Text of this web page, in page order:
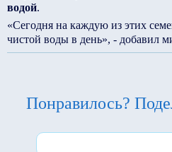
водой.
«Сегодня на каждую из этих
чистой воды в день», - добавил
Понравилось?